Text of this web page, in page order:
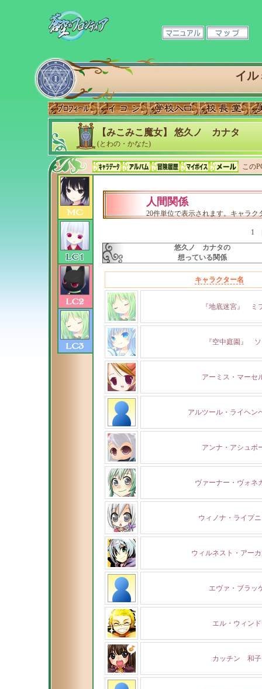
イル
【みこみこ魔女】 悠久ノ カナタ
(とわの・かなた)
この
人間関係
20件単位で表示されます。キャラ
1
悠久ノ カナタの
想っている関係
キャラクター名
『地底迷宮』 ミ
『空中庭園』
アーミス・マーセ
アルツール・ライヘン
アンナ・アシュボ
ヴァーナー・ヴォネ
ウィノナ・ライプ
ウィルネスト・アー
エヴァ・ブラッ
エル・ウィンド
カッチン 和子